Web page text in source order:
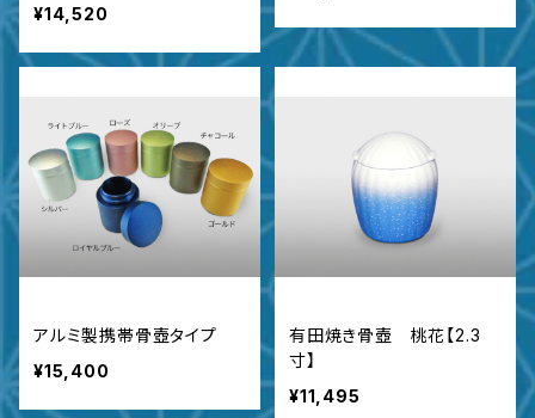
¥14,520
アルミ製携帯骨壺タイプ
¥15,400
有田焼き骨壺 桃花【2.3
寸】
¥11,495